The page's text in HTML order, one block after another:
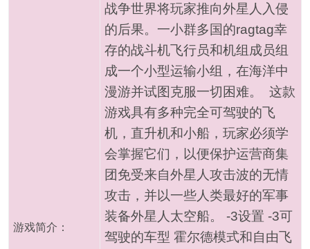
游戏简介：
战争世界将玩家推向外星人入侵
的后果。一小群多国的ragtag幸
存的战斗机飞行员和机组成员组
成一个小型运输小组，在海洋中
漫游并试图克服一切困难。 这款
游戏具有多种完全可驾驶的飞
机，直升机和小船，玩家必须学
会掌握它们，以便保护运营商集
团免受来自外星人攻击波的无情
攻击，并以一些人类最好的军事
装备外星人太空船。 -3设置 -3可
驾驶的车型 霍尔德模式和自由飞